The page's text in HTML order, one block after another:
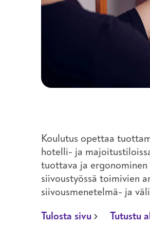
välinehuolto
työturvallisuus
vartiointi ja
uravalmennus
Koulutus opettaa
hotelli- ja
tuottava ja
siivoustyössä toimivien
siivousmenetelmä- ja
Tulosta sivu
Tutustu